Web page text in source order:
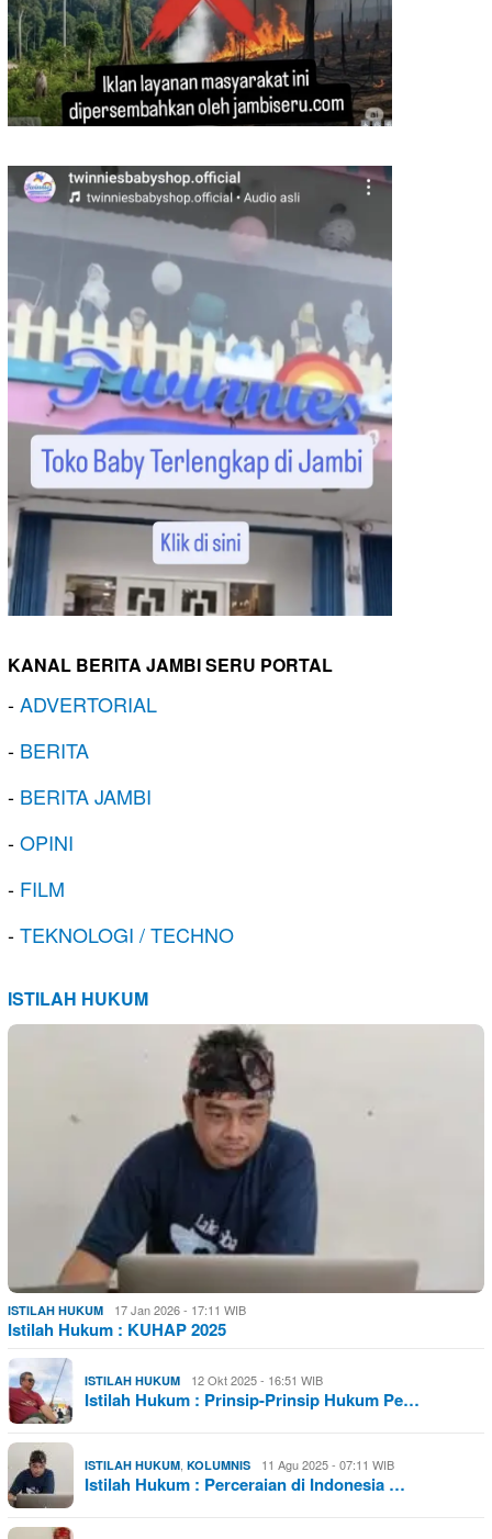
KANAL BERITA JAMBI SERU PORTAL
-ADVERTORIAL
- BERITA
- BERITA JAMBI
-OPINI
- FILM
-TEKNOLOGI / TECHNO
ISTILAH HUKUM
ISTILAH HUKUM 17 Jan 2026 - 17:11 WIB
Istilah Hukum : KUHAP 2025
ISTILAH HUKUM 12 Okt 2025 - 16:51 WIB
Istilah Hukum : Prinsip-Prinsip Hukum Pe…
ISTILAH HUKUM, KOLUMNIS 11 Agu 2025 - 07:11 WIB
Istilah Hukum : Perceraian di Indonesia …